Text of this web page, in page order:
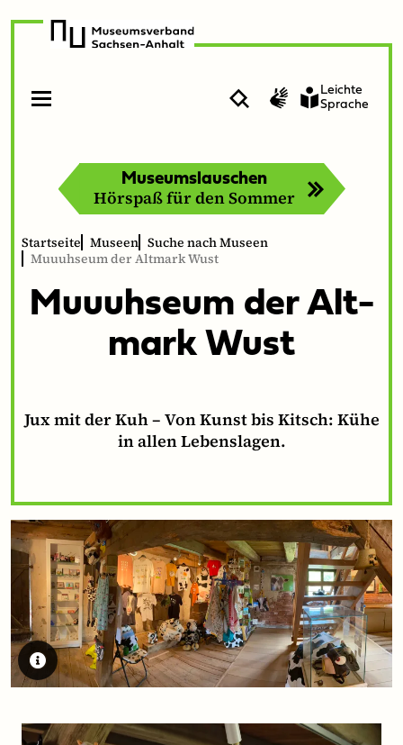
Navigation
Inhalt
Suche Gebärdensprache
Leichte
Sprache
Museumslauschen
Hörspaß für den Sommer
Startseite Museen Suche nach Museen
Muuuhseum der Altmark Wust
Muu­uh­se­um der Alt­
mark Wust
Jux mit der Kuh – Von Kunst bis Kitsch: Kühe
in allen Lebenslagen.